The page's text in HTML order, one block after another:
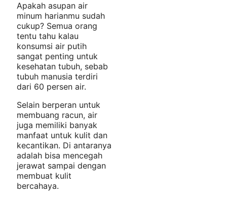
Apakah asupan air
minum harianmu sudah
cukup? Semua orang
tentu tahu kalau
konsumsi air putih
sangat penting untuk
kesehatan tubuh, sebab
tubuh manusia terdiri
dari 60 persen air.
Selain berperan untuk
membuang racun, air
juga memiliki banyak
manfaat untuk kulit dan
kecantikan. Di antaranya
adalah bisa mencegah
jerawat sampai dengan
membuat kulit
bercahaya.